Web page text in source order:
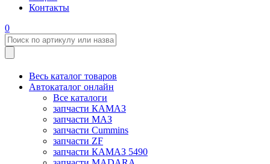
Контакты
0
Весь каталог товаров
Автокаталог онлайн
Все каталоги
запчасти КАМАЗ
запчасти МАЗ
запчасти Cummins
запчасти ZF
запчасти КАМАЗ 5490